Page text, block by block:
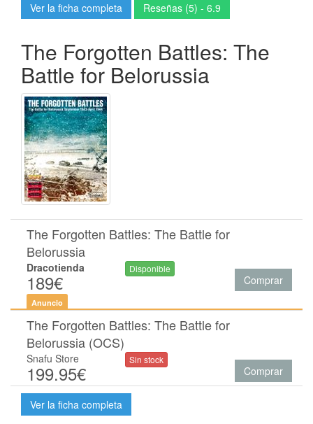
Ver la ficha completa Reseñas (5) - 6.9
The Forgotten Battles: The
Battle for Belorussia
The Forgotten Battles: The Battle for
Belorussia
Dracotienda
189€
Disponible
Comprar
Anuncio
The Forgotten Battles: The Battle for
Belorussia (OCS)
Snafu Store
199.95€
Sin stock
Comprar
Ver la ficha completa